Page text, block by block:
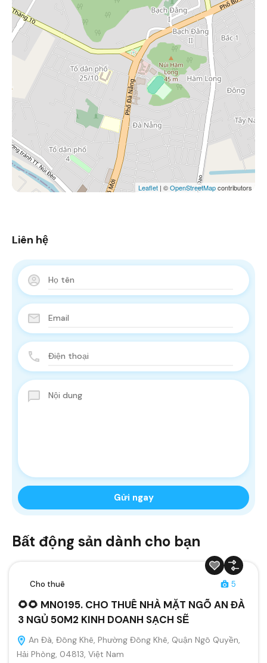
Leaflet | ©OpenStreetMapcontributors
Liên hệ
Bất động sản dành cho bạn
Cho thuê 5
🌻🌻 MN0195. CHO THUÊ NHÀ MẶT NGÕ AN ĐÀ
3 NGỦ 50M2 KINH DOANH SẠCH SẼ
An Đà, Đông Khê, Phường Đông Khê, Quận Ngô Quyền,
Hải Phòng, 04813, Việt Nam